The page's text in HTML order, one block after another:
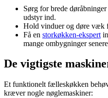
Sørg for brede
udstyr ind.
Hold vinduer og døre væk
Få en storkøkken-ekspert
mange ombygninger
De vigtigste
Et funktionelt fælleskøkken
kræver nogle nøglemaskiner: